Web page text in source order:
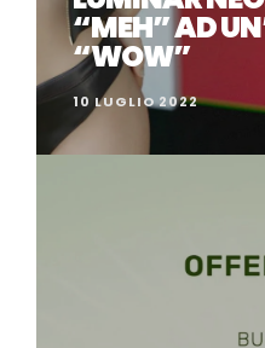
“MEH” AD
“WOW”
10 LUGLIO 2022